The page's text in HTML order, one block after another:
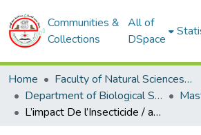
Communities &
Collections
All of
DSpace
Home
Faculty of Natural Sciences and Life
Department of Biological Sciences
L’impact De l’Insecticide / acaricide (VERLAN) Sur Quelques Paramètres Biochimiques Du Sang Pendant La Période De la Reproduction Chez La Caille ( Coturnix coturnix )